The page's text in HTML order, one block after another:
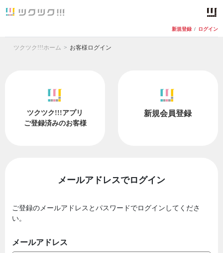
新規登録 / ログイン
ツクツク!!!ホーム お客様ログイン
ツクツク!!!アプリ
ご登録済みのお客様
新規会員登録
メールアドレスでログイン
ご登録のメールアドレスとパスワードでログインしてくださ
い。
メールアドレス